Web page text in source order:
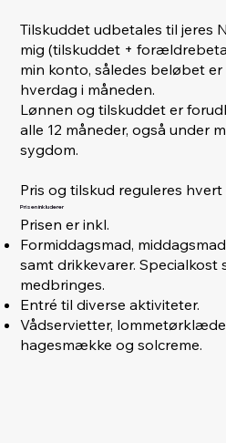
Tilskuddet udbetales til jeres
mig (tilskuddet +
min konto, således beløbet
hverdag i måneden.
Lønnen og tilskuddet er
alle 12 måneder, også under
sygdom.
Pris og tilskud reguleres hvert
Prisen inkluderer
Prisen er inkl.
Formiddagsmad,
samt drikkevarer. Specialkost
medbringes.
Entré til diverse aktiviteter.
Vådservietter,
hagesmække og solcreme.